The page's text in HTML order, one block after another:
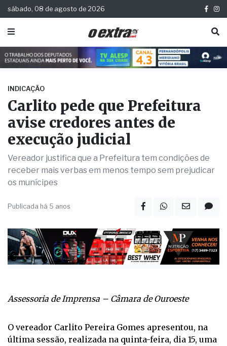
sábado, 08 de agosto de 2026
INDICAÇÃO
Carlito pede que Prefeitura
avise credores antes de
execução judicial
Vereador justifica que a Prefeitura tem condições de
receber mais verbas em menos tempo sem prejudicar
os munícipes
Publicada há 5 anos
Assessoria de Imprensa – Câmara de Ouroeste
O vereador Carlito Pereira Gomes apresentou, na
última sessão, realizada na quinta-feira, dia 15, uma